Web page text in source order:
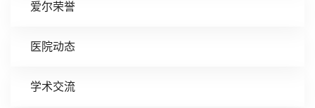
爱尔荣誉
医院动态
学术交流